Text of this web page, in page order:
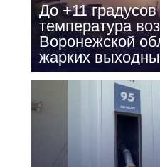
До +11 градусов
температура
Воронежской
жарких